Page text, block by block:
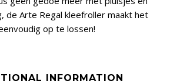
de Arte Regal kleefroller maakt het
op te lossen!